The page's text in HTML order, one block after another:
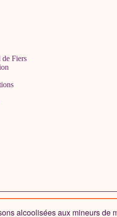
de Fiers
alcoolisées aux mineurs de